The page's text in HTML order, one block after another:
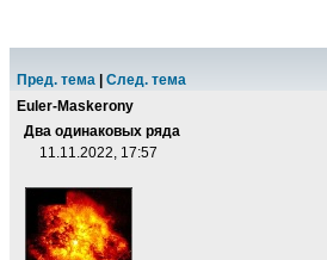
Пред. тема
След. тема
Euler-Maskerony
Два одинаковых ряда
11.11.2022, 17:57